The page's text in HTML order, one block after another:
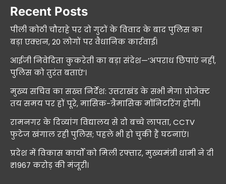
Recent Posts
पीली कोठी चौराहे पर दो गुटों के विवाद के बाद पुलिस का
बड़ा एक्शन, 20 लोगों पर वैधानिक कार्रवाई।
आईजी निवेदिता कुकरेती का बड़ा संदेश—’अपराध छिपाएं नहीं,
पुलिस को तुरंत बताएं’।
मुख्य सचिव का सख्त निर्देश: उत्तराखंड के सभी मेगा प्रोजेक्ट
तय समय पर हों पूरे, मासिक-त्रैमासिक मॉनिटरिंग होगी।
रामनगर के दिव्यांग विद्यालय से दो बच्चे लापता, CCTV
फुटेज खंगाल रही पुलिस; पहले भी हो चुकी हैं घटनाएं।
प्रदेश में विकास कार्यों को मिली रफ्तार, मुख्यमंत्री धामी ने दी
₹1967 करोड़ की मंजूरी।